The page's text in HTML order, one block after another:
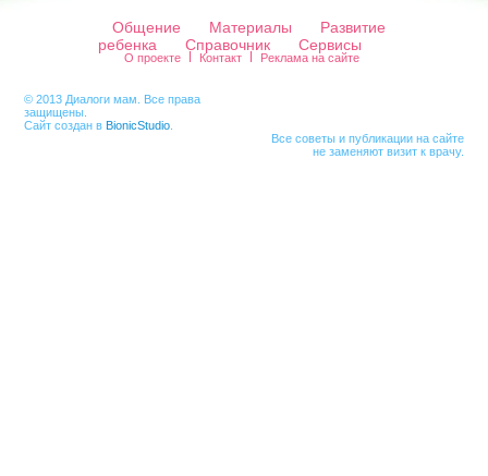
Общение Материалы
Развитие
ребенка
Справочник Сервисы
О проекте Контакт Реклама на сайте
© 2013 Диалоги мам. Все права
защищены.
Сайт создан в BionicStudio
Все советы и публикации на сайте
не заменяют визит к врачу.